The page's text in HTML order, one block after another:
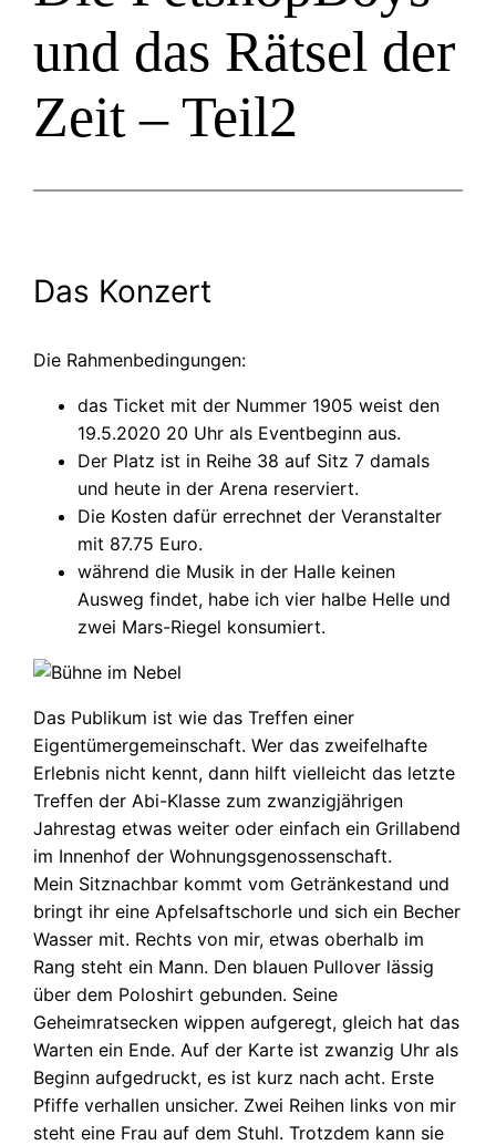
und das Rätsel der
Zeit – Teil2
Das Konzert
Die Rahmenbedingungen:
das Ticket mit der Nummer 1905 weist den
19.5.2020 20 Uhr als Eventbeginn aus.
Der Platz ist in Reihe 38 auf Sitz 7 damals
und heute in der Arena reserviert.
Die Kosten dafür errechnet der Veranstalter
mit 87.75 Euro.
während die Musik in der Halle keinen
Ausweg findet, habe ich vier halbe Helle und
zwei Mars-Riegel konsumiert.
Das Publikum ist wie das Treffen einer
Eigentümergemeinschaft. Wer das zweifelhafte
Erlebnis nicht kennt, dann hilft vielleicht das letzte
Treffen der Abi-Klasse zum zwanzigjährigen
Jahrestag etwas weiter oder einfach ein Grillabend
im Innenhof der Wohnungsgenossenschaft.
Mein Sitznachbar kommt vom Getränkestand und
bringt ihr eine Apfelsaftschorle und sich ein Becher
Wasser mit. Rechts von mir, etwas oberhalb im
Rang steht ein Mann. Den blauen Pullover lässig
über dem Poloshirt gebunden. Seine
Geheimratsecken wippen aufgeregt, gleich hat das
Warten ein Ende. Auf der Karte ist zwanzig Uhr als
Beginn aufgedruckt, es ist kurz nach acht. Erste
Pfiffe verhallen unsicher. Zwei Reihen links von mir
steht eine Frau auf dem Stuhl. Trotzdem kann sie